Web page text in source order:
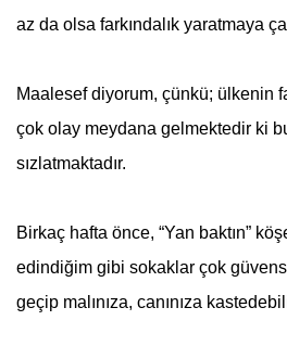
az da olsa farkındalık yaratmaya
Maalesef diyorum, çünkü; ülkenin
çok olay meydana gelmektedir ki
sızlatmaktadır.
Birkaç hafta önce, “Yan baktın”
edindiğim gibi sokaklar çok
geçip malınıza, canınıza